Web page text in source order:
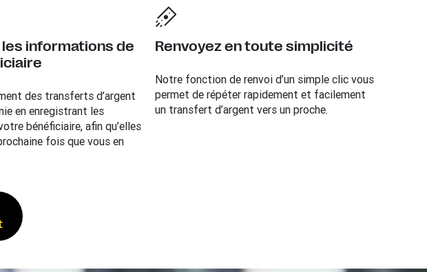
informations de
des transferts d’argent
en enregistrant les
bénéficiaire, afin qu’elles
fois que vous en
Renvoyez en toute simplicité
Notre fonction de renvoi d’un simple clic vous
permet de répéter rapidement et facilement
un transfert d’argent vers un proche.